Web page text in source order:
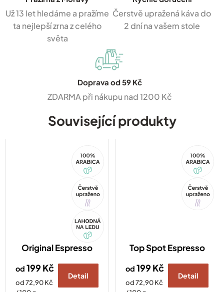
Už 13 let hledáme a pražíme
ta nejlepší zrna z celého
světa
Čerstvě upražená káva do
2 dní na vašem stole
Doprava od 59 Kč
ZDARMA při nákupu nad 1200 Kč
Související produkty
Tip
Arabica
Original Espresso
od 199 Kč
Měrná
od 72,90 Kč
Detail
Tip
Arabica
Top Spot Espresso
od 199 Kč
Měrná
od 72,90 Kč
Detail